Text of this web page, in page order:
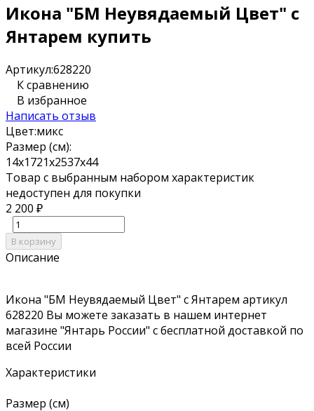
Икона "БМ Неувядаемый Цвет" с
Янтарем купить
Артикул:628220
К сравнению
В избранное
Написать отзыв
Цвет:микс
Размер (см):
14х1721х2537х44
Товар с выбранным набором характеристик
недоступен для покупки
2 200 ₽
В корзину
Описание
Икона "БМ Неувядаемый Цвет" с Янтарем артикул
628220 Вы можете заказать в нашем интернет
магазине "Янтарь России" с бесплатной доставкой по
всей России
Характеристики
Размер (см)